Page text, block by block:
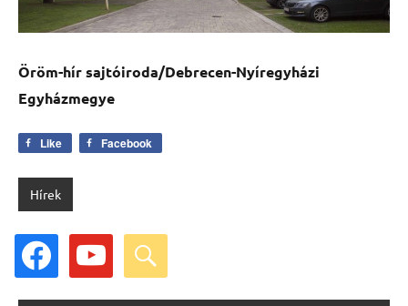
Öröm-hír sajtóiroda/Debrecen-Nyíregyházi
Egyházmegye
Like Facebook
Hírek
facebook youtube search